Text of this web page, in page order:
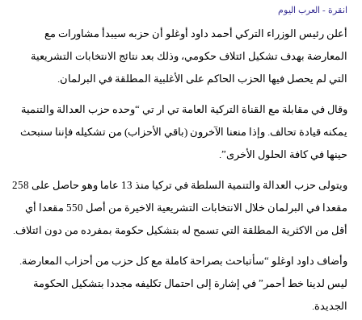
إسلامية
وتكنولوجيا
مدوَّنات
أبراج
فيديو
انقرة - العرب اليوم
أعلن رئيس الوزراء التركي أحمد داود أوغلو أن حزبه سيبدأ مشاورات مع
المعارضة بهدف تشكيل ائتلاف حكومي، وذلك بعد نتائج الانتخابات التشريعية
التي لم يحصل فيها الحزب الحاكم على الأغلبية المطلقة في البرلمان.
وقال في مقابلة مع القناة التركية العامة تي ار تي “وحده حزب العدالة والتنمية
يمكنه قيادة تحالف. وإذا منعنا الآخرون (باقي الأحزاب) من تشكيله فإننا سنبحث
حينها في كافة الحلول الأخرى”.
ويتولى حزب العدالة والتنمية السلطة في تركيا منذ 13 عاما وهو حاصل على 258
مقعدا في البرلمان خلال الانتخابات التشريعية الاخيرة من أصل 550 مقعدا أي
أقل من الاكثرية المطلقة التي تسمح له بتشكيل حكومة بمفرده من دون ائتلاف.
وأضاف داود اوغلو “سأتباحث بصراحة كاملة مع كل حزب من أحزاب المعارضة.
ليس لدينا خط أحمر” في إشارة إلى احتمال تكليفه مجددا بتشكيل الحكومة
الجديدة.